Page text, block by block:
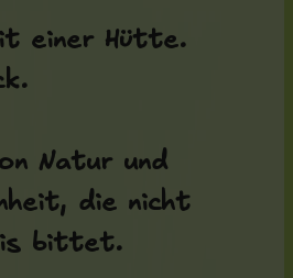
einer Hütte.
Natur und
die nicht
bittet.